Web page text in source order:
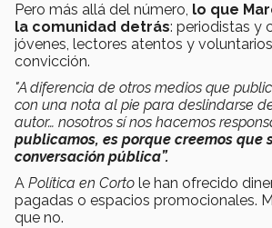
Pero más allá del número, lo que
la comunidad detrás: periodistas y
jóvenes, lectores atentos y
convicción.
"A diferencia de otros medios que
con una nota al pie para deslindarse
autor… nosotros sí nos hacemos
publicamos, es porque creemos que
conversación pública”.
A Política en Corto le han ofrecido
pagadas o espacios promocionales.
que no.